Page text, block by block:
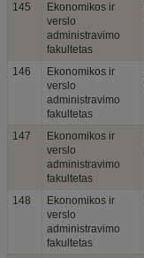
145
Ekonomikos ir
verslo
administravimo
fakultetas
146
Ekonomikos ir
verslo
administravimo
fakultetas
147
Ekonomikos ir
verslo
administravimo
fakultetas
148
Ekonomikos ir
verslo
administravimo
fakultetas